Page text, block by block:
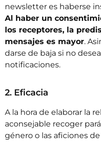
newsletter es haberse
Al haber un
los receptores, la
mensajes es mayor.
darse de baja si no
notificaciones.
2. Eficacia
A la hora de elaborar la
aconsejable recoger
género o las aficiones